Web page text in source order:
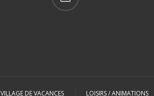
VILLAGE DE VACANCES LOISIRS / ANIMATIONS